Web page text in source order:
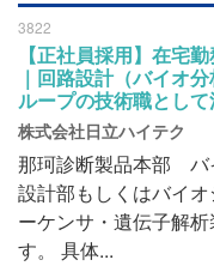
3822
【正社員採用】在宅
｜回路設計（バイオ
ループの技術職とし
株式会社日立ハイテク
那珂診断製品本部 バ
設計部もしくはバイ
ーケンサ・遺伝子解
す。 具体...